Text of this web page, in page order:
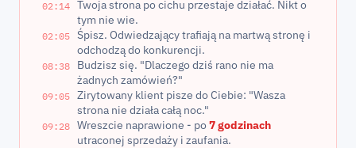
02:14 Twoja strona po cichu przestaje działać. Nikt o
tym nie wie.
02:05 Śpisz. Odwiedzający trafiają na martwą stronę i
odchodzą do konkurencji.
08:38
Budzisz się. "Dlaczego dziś rano nie ma
żadnych zamówień?"
09:05 Zirytowany klient pisze do Ciebie: "Wasza
strona nie działa całą noc."
09:28 Wreszcie naprawione - po7 godzinach
utraconej sprzedaży i zaufania.